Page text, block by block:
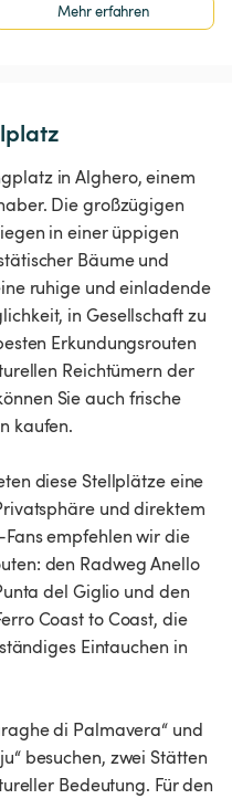
Mehr erfahren
in Alghero, einem
Die großzügigen
in einer üppigen
Bäume und
ruhige und einladende
in Gesellschaft zu
Erkundungsrouten
Reichtümern der
Sie auch frische
kaufen.
diese Stellplätze eine
und direktem
empfehlen wir die
den Radweg Anello
del Giglio und den
Coast to Coast, die
Eintauchen in
di Palmavera“ und
besuchen, zwei Stätten
Bedeutung. Für den